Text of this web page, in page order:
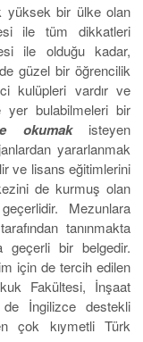
yüksek bir ülke olan
ile tüm dikkatleri
ile olduğu kadar,
güzel bir öğrencilik
kulüpleri vardır ve
yer bulabilmeleri bir
okumakisteyen
yararlanmak
ve lisans eğitimlerini
de kurmuş olan
Mezunlara
tanınmakta
geçerli bir belgedir.
için de tercih edilen
Fakültesi, İnşaat
de İngilizce destekli
çok kıymetli Türk